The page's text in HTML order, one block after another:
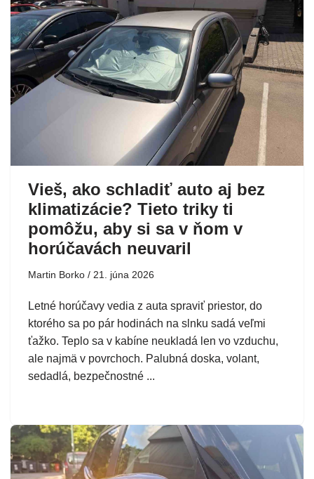
Vieš, ako schladiť auto aj bez
klimatizácie? Tieto triky ti
pomôžu, aby si sa v ňom v
horúčavách neuvaril
Martin Borko 21. júna 2026
Letné horúčavy vedia z auta spraviť priestor, do
ktorého sa po pár hodinách na slnku sadá veľmi
ťažko. Teplo sa v kabíne neukladá len vo vzduchu,
ale najmä v povrchoch. Palubná doska, volant,
sedadlá, bezpečnostné ...